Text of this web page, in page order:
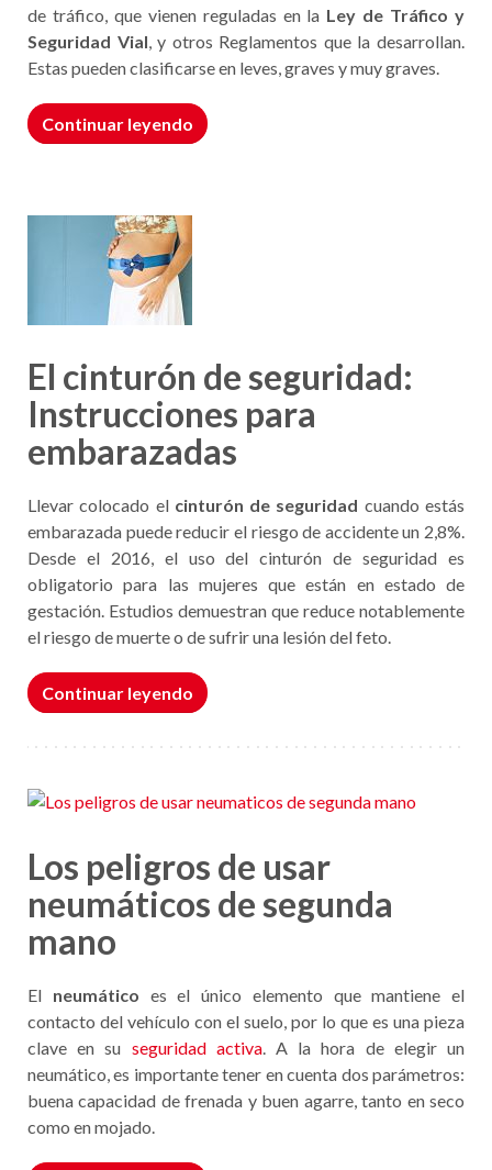
de tráfico, que vienen reguladas en la Ley de Tráfico y
Seguridad Vial, y otros Reglamentos que la desarrollan.
Estas pueden clasificarse en leves, graves y muy graves.
Continuar leyendo
El cinturón de seguridad:
Instrucciones para
embarazadas
Llevar colocado el cinturón de seguridad cuando estás
embarazada puede reducir el riesgo de accidente un 2,8%.
Desde el 2016, el uso del cinturón de seguridad es
obligatorio para las mujeres que están en estado de
gestación. Estudios demuestran que reduce notablemente
el riesgo de muerte o de sufrir una lesión del feto.
Continuar leyendo
Los peligros de usar
neumáticos de segunda
mano
El neumático es el único elemento que mantiene el
contacto del vehículo con el suelo, por lo que es una pieza
clave en su seguridad activa. A la hora de elegir un
neumático, es importante tener en cuenta dos parámetros:
buena capacidad de frenada y buen agarre, tanto en seco
como en mojado.